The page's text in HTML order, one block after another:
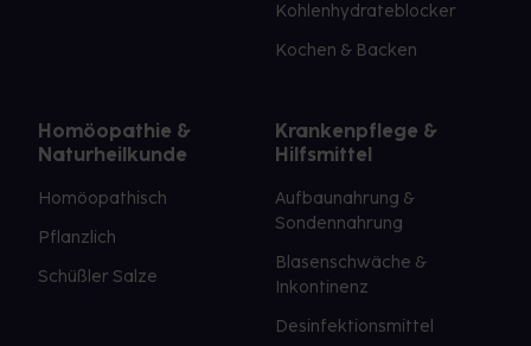
Kohlenhydrateblocker
Kochen & Backen
Homöopathie &
Naturheilkunde
Homöopathisch
Pflanzlich
Schüßler Salze
Krankenpflege &
Hilfsmittel
Aufbaunahrung &
Sondennahrung
Blasenschwäche &
Inkontinenz
Desinfektionsmittel